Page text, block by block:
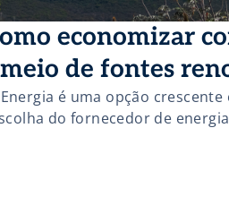
economizar
de fontes
é uma opção
do fornecedor de